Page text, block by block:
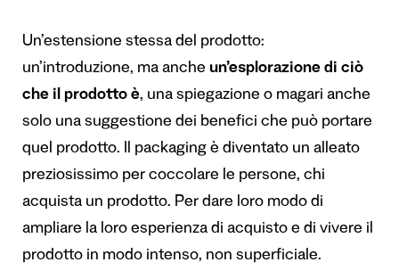
Un’estensione stessa del prodotto:
un’introduzione, ma anche un’esplorazione di ciò
che il prodotto è, una spiegazione o magari anche
solo una suggestione dei benefici che può portare
quel prodotto. Il packaging è diventato un alleato
preziosissimo per coccolare le persone, chi
acquista un prodotto. Per dare loro modo di
ampliare la loro esperienza di acquisto e di vivere il
prodotto in modo intenso, non superficiale.